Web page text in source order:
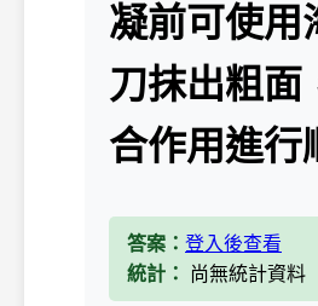
凝前可使用
刀抹出粗面
合作用進行
答案： 登入後查看
統計：
尚無統計資料